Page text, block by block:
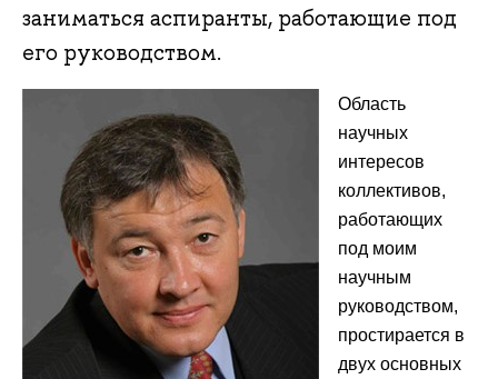
заниматься аспиранты, работающие под
его руководством.
Область
научных
интересов
коллективов,
работающих
под моим
научным
руководством,
простирается в
двух основных